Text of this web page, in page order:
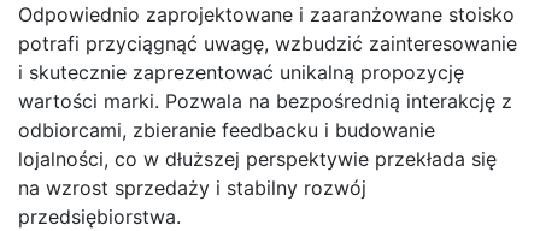
Odpowiednio zaprojektowane i zaaranżowane stoisko
potrafi przyciągnąć uwagę, wzbudzić zainteresowanie
i skutecznie zaprezentować unikalną propozycję
wartości marki. Pozwala na bezpośrednią interakcję z
odbiorcami, zbieranie feedbacku i budowanie
lojalności, co w dłuższej perspektywie przekłada się
na wzrost sprzedaży i stabilny rozwój
przedsiębiorstwa.